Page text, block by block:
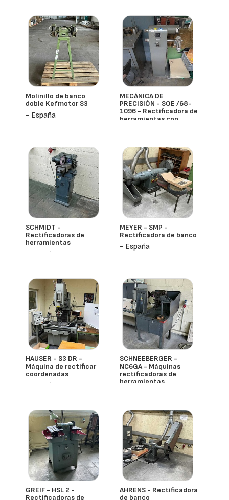
- España
Molinillo de banco
doble Kefmotor S3
- España
MECÁNICA DE
PRECISIÓN - SOE /68-
1096 - Rectificadora de
herramientas con
SCHMIDT -
Rectificadoras de
herramientas
- España
MEYER - SMP -
Rectificadora de banco
- España
HAUSER - S3 DR -
Máquina de rectificar
coordenadas
- España
SCHNEEBERGER -
NC6GA - Máquinas
rectificadoras de
herramientas
GREIF - HSL 2 -
Rectificadoras de
AHRENS - Rectificadora
de banco